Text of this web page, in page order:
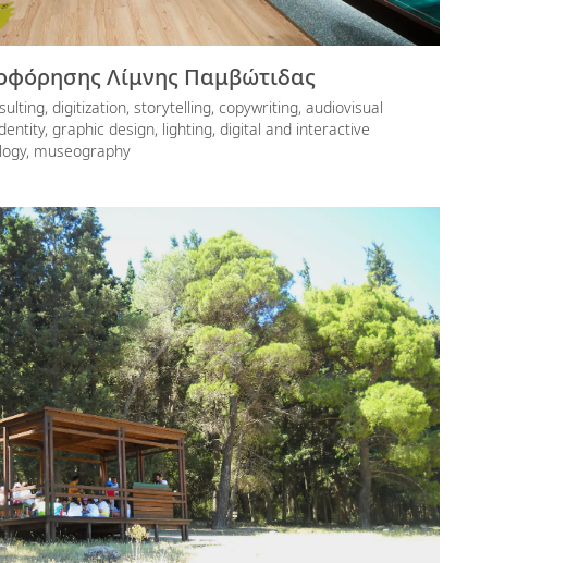
Λίμνης Παμβώτιδας
digitization, storytelling, copywriting, audiovisual
graphic design, lighting, digital and interactive
museography